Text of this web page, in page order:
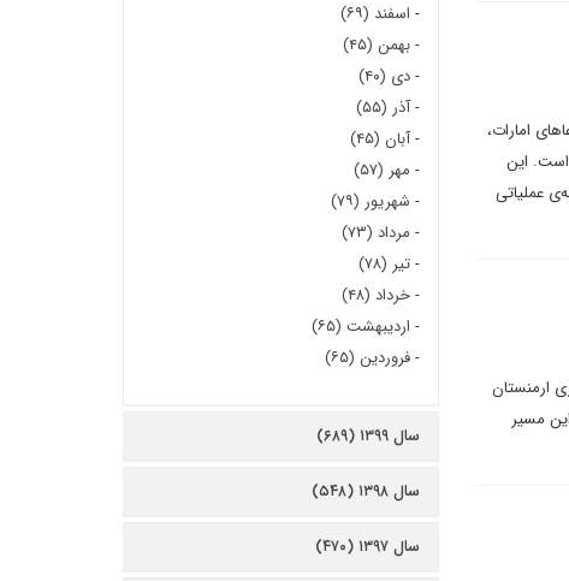
امارات،
این
عملیاتی
ارمنستان
مسیر
- اسفند (۶۹)
-بهمن (۴۵)
-دی (۴۰)
-آذر (۵۵)
-آبان (۴۵)
- مهر (۵۷)
- شهریور (۷۹)
- مرداد (۷۳)
-تیر (۷۸)
-خرداد (۴۸)
- اردیبهشت (۶۵)
-فروردین (۶۵)
سال ۱۳۹۹ (۶۸۹)
سال ۱۳۹۸ (۵۴۸)
سال ۱۳۹۷ (۴۷۰)